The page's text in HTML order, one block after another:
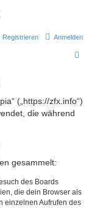
Anmelden
Registrieren
(„https://zfx.info“)
die während
gesammelt:
des Boards
die dein Browser als
einzelnen Aufrufen des